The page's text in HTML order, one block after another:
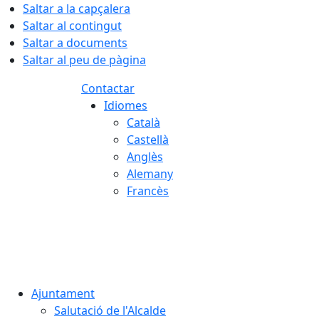
Saltar a la capçalera
Saltar al contingut
Saltar a documents
Saltar al peu de pàgina
Contactar
Idiomes
Català
Castellà
Anglès
Alemany
Francès
Ajuntament
Salutació de l'Alcalde